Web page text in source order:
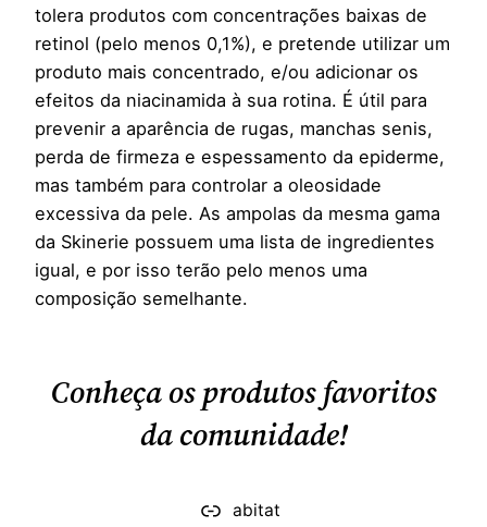
tolera produtos com concentrações baixas de
retinol (pelo menos 0,1%), e pretende utilizar um
produto mais concentrado, e/ou adicionar os
efeitos da niacinamida à sua rotina. É útil para
prevenir a aparência de rugas, manchas senis,
perda de firmeza e espessamento da epiderme,
mas também para controlar a oleosidade
excessiva da pele. As ampolas da mesma gama
da Skinerie possuem uma lista de ingredientes
igual, e por isso terão pelo menos uma
composição semelhante.
Conheça os produtos favoritos
da comunidade!
abitat